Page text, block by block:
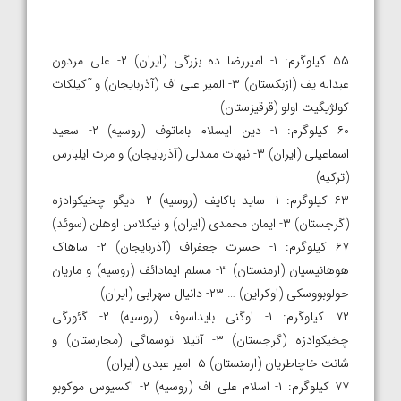
۵۵ کیلوگرم: ۱- امیررضا ده بزرگی (ایران) ۲- علی مردون
عبداله یف (ازبکستان) ۳- المیر علی اف (آذربایجان) و آکیلکات
کولژیگیت اولو (قرقیزستان)
۶۰ کیلوگرم: ۱- دین ایسلام باماتوف (روسیه) ۲- سعید
اسماعیلی (ایران) ۳- نیهات ممدلی (آذربایجان) و مرت ایلبارس
(ترکیه)
۶۳ کیلوگرم: ۱- ساید باکایف (روسیه) ۲- دیگو چخیکوادزه
(گرجستان) ۳- ایمان محمدی (ایران) و نیکلاس اوهلن (سوئد)
۶۷ کیلوگرم: ۱- حسرت جعفراف (آذربایجان) ۲- ساهاک
هوهانیسیان (ارمنستان) ۳- مسلم ایمادائف (روسیه) و ماریان
حولوبووسکی (اوکراین) … ۲۳- دانیال سهرابی (ایران)
۷۲ کیلوگرم: ۱- اوگنی بایداسوف (روسیه) ۲- گئورگی
چخیکوادزه (گرجستان) ۳- آتیلا توسماگی (مجارستان) و
شانت خاچاطریان (ارمنستان) ۵- امیر عبدی (ایران)
۷۷ کیلوگرم: ۱- اسلام علی اف (روسیه) ۲- اکسیوس موکوبو